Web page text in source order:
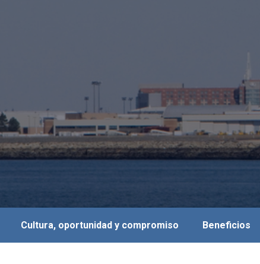
Cultura, oportunidad y compromiso Beneficios